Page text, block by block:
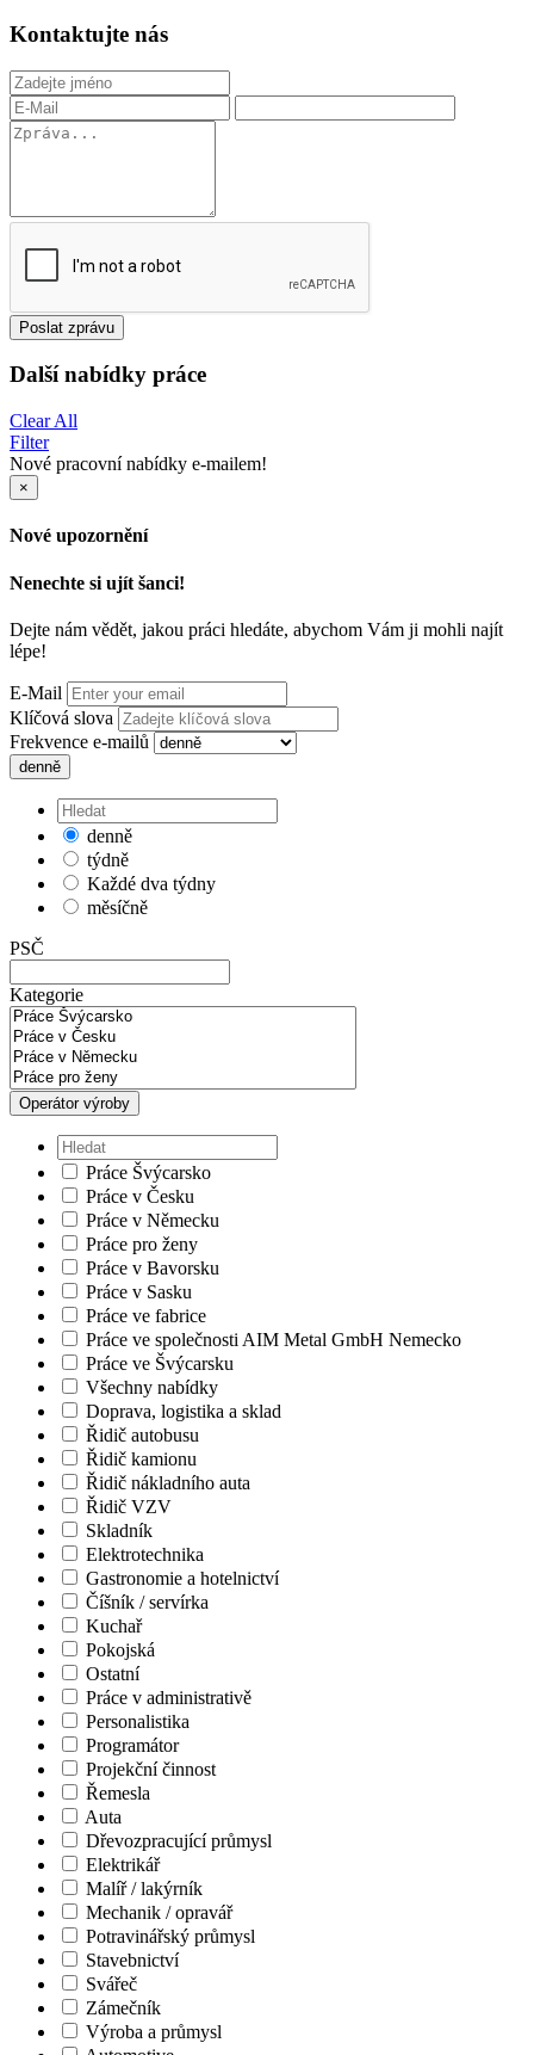
Kontaktujte nás
Poslat zprávu
Další nabídky práce
Clear All
Filter
Nové pracovní nabídky e-mailem!
×
Nové upozornění
Nenechte si ujít šanci!
Dejte nám vědět, jakou práci hledáte, abychom Vám ji mohli najít
lépe!
E-Mail
Klíčová slova
Frekvence e-mailů
denně
denně
týdně
Každé dva týdny
měsíčně
PSČ
Kategorie
Operátor výroby
Práce Švýcarsko
Práce v Česku
Práce v Německu
Práce pro ženy
Práce v Bavorsku
Práce v Sasku
Práce ve fabrice
Práce ve společnosti AIM Metal GmbH Nemecko
Práce ve Švýcarsku
Všechny nabídky
Doprava, logistika a sklad
Řidič autobusu
Řidič kamionu
Řidič nákladního auta
Řidič VZV
Skladník
Elektrotechnika
Gastronomie a hotelnictví
Číšník / servírka
Kuchař
Pokojská
Ostatní
Práce v administrativě
Personalistika
Programátor
Projekční činnost
Řemesla
Auta
Dřevozpracující průmysl
Elektrikář
Malíř / lakýrník
Mechanik / opravář
Potravinářský průmysl
Stavebnictví
Svářeč
Zámečník
Výroba a průmysl